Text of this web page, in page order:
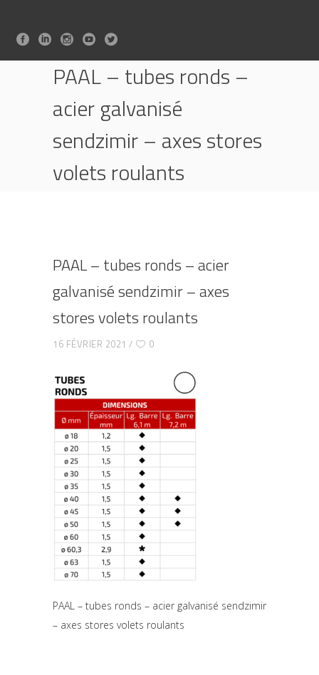
PAAL – tubes ronds –
acier galvanisé
sendzimir – axes stores
volets roulants
SENDZIMIR – AXES STORES VOLETS ROULANTS
PAAL – tubes ronds – acier
galvanisé sendzimir – axes
stores volets roulants
16 FÉVRIER 2021 0
PAAL – tubes ronds – acier galvanisé sendzimir
– axes stores volets roulants